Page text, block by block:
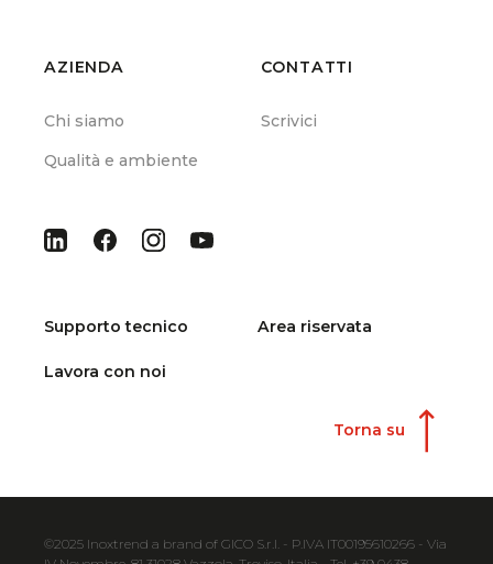
AZIENDA
Chi siamo
Qualità e ambiente
CONTATTI
Scrivici
Supporto tecnico Area riservata
Lavora con noi
Torna su
©2025 Inoxtrend a brand of GICO S.r.l. - P.IVA IT00195610266 - Via